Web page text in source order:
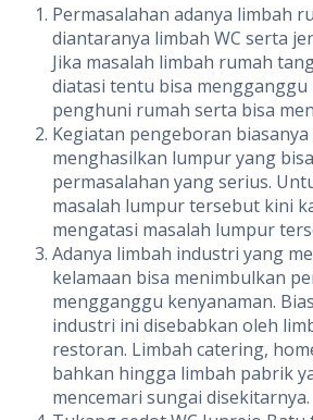
Permasalahan adanya limbah
diantaranya limbah WC serta
Jika masalah limbah rumah
diatasi tentu bisa mengganggu
penghuni rumah serta bisa
Kegiatan pengeboran
menghasilkan lumpur yang
permasalahan yang serius.
masalah lumpur tersebut kini
mengatasi masalah lumpur
Adanya limbah industri yang
kelamaan bisa menimbulkan
mengganggu kenyanaman.
industri ini disebabkan oleh
restoran. Limbah catering,
bahkan hingga limbah pabrik
mencemari sungai disekitarnya.